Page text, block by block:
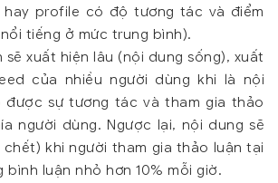
hay profile có độ tương tác và điểm
tiếng ở mức trung bình).
sẽ xuất hiện lâu (nội dung sống), xuất
của nhiều người dùng khi là nội
sự tương tác và tham gia thảo
người dùng. Ngược lại, nội dung sẽ
khi người tham gia thảo luận tại
luận nhỏ hơn 10% mỗi giờ.